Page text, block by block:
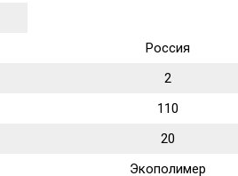
Россия
2
110
20
Экополимер